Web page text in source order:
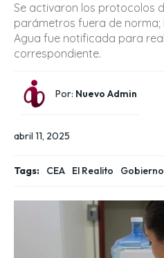
Se activaron los protocolos
parámetros fuera de norma;
Agua fue notificada para
correspondiente.
Por: Nuevo Admin
abril 11, 2025
Tags: CEA El Realito